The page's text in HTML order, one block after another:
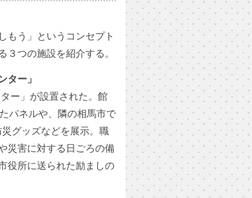
もう」というコンセプト
３つの施設を紹介する。
ター」
ー」が設置された。館
パネルや、隣の相馬市で
グッズなどを展示。職
災害に対する日ごろの備
役所に送られた励ましの